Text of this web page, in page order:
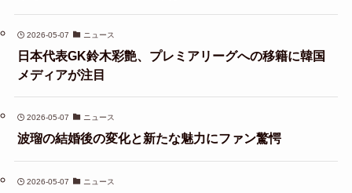
2026-05-07 ニュース
日本代表GK鈴木彩艶、プレミアリーグへの移籍に韓国
メディアが注目
2026-05-07 ニュース
波瑠の結婚後の変化と新たな魅力にファン驚愕
2026-05-07 ニュース